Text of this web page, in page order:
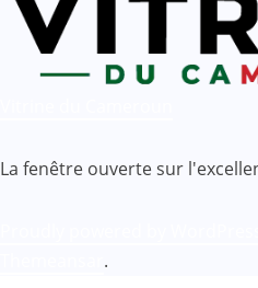
La fenêtre ouverte sur
.